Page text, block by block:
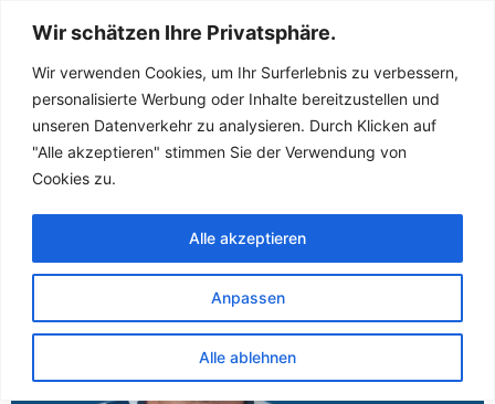
Wir schätzen Ihre Privatsphäre.
Wir verwenden Cookies, um Ihr Surferlebnis zu verbessern,
personalisierte Werbung oder Inhalte bereitzustellen und
unseren Datenverkehr zu analysieren. Durch Klicken auf
"Alle akzeptieren" stimmen Sie der Verwendung von
Cookies zu.
Anpassen
Alle ablehnen
Alle akzeptieren
Sanitär Notdienst
(Klempner) für
Goellnitz